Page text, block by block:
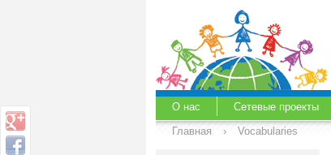
О нас Сетевые проекты
Главная
› Vocabularies